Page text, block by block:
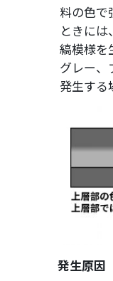
料の色で
ときに
縞模様を
グレー、
発生する
発生原因